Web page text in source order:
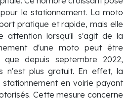
le stationnement. La moto
pratique et rapide, mais elle
attention lorsqu'il s'agit de la
d'une moto peut être
que depuis septembre 2022,
n'est plus gratuit. En effet, la
en voirie payant
Cette mesure concerne